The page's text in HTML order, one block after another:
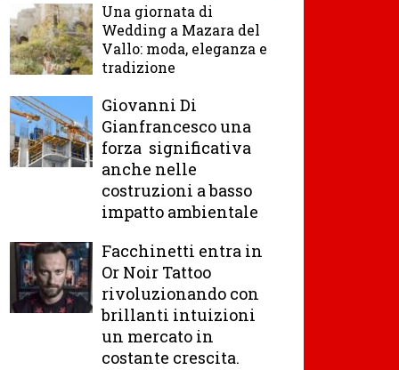
Una giornata di
Wedding a Mazara del
Vallo: moda, eleganza e
tradizione
Giovanni Di
Gianfrancesco una
forza significativa
anche nelle
costruzioni a basso
impatto ambientale
Facchinetti entra in
Or Noir Tattoo
rivoluzionando con
brillanti intuizioni
un mercato in
costante crescita.